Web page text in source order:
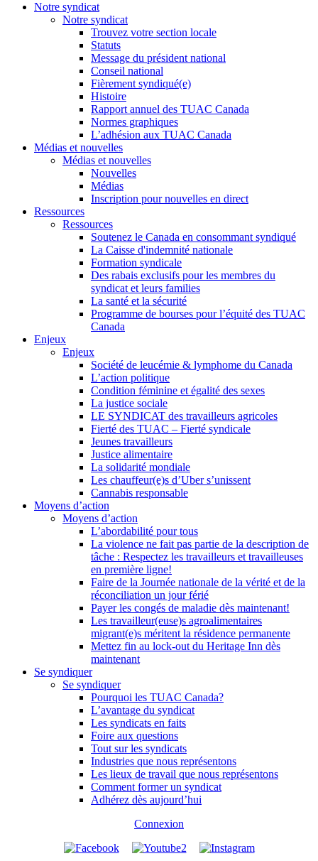
Notre syndicat
Notre syndicat
Trouvez votre section locale
Statuts
Message du président national
Conseil national
Fièrement syndiqué(e)
Histoire
Rapport annuel des TUAC Canada
Normes graphiques
L’adhésion aux TUAC Canada
Médias et nouvelles
Médias et nouvelles
Nouvelles
Médias
Inscription pour nouvelles en direct
Ressources
Ressources
Soutenez le Canada en consommant syndiqué
La Caisse d'indemnité nationale
Formation syndicale
Des rabais exclusifs pour les membres du
syndicat et leurs families
La santé et la sécurité
Programme de bourses pour l’équité des TUAC
Canada
Enjeux
Enjeux
Société de leucémie & lymphome du Canada
L’action politique
Condition féminine et égalité des sexes
La justice sociale
LE SYNDICAT des travailleurs agricoles
Fierté des TUAC – Fierté syndicale
Jeunes travailleurs
Justice alimentaire
La solidarité mondiale
Les chauffeur(e)s d’Uber s’unissent
Cannabis responsable
Moyens d’action
Moyens d’action
L’abordabilité pour tous
La violence ne fait pas partie de la description de
tâche : Respectez les travailleurs et travailleuses
en première ligne!
Faire de la Journée nationale de la vérité et de la
réconciliation un jour férié
Payer les congés de maladie dès maintenant!
Les travailleur(euse)s agroalimentaires
migrant(e)s méritent la résidence permanente
Mettez fin au lock-out du Heritage Inn dès
maintenant
Se syndiquer
Se syndiquer
Pourquoi les TUAC Canada?
L’avantage du syndicat
Les syndicats en faits
Foire aux questions
Tout sur les syndicats
Industries que nous représentons
Les lieux de travail que nous représentons
Comment former un syndicat
Adhérez dès aujourd’hui
Connexion